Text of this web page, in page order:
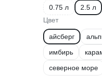
0.75 л 2.5 л
Цвет
айсберг
имбирь
северное море